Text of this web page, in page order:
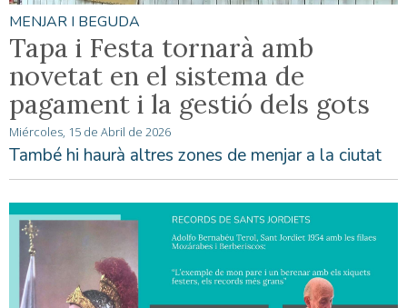
MENJAR I BEGUDA
Tapa i Festa tornarà amb
novetat en el sistema de
pagament i la gestió dels gots
Miércoles, 15 de Abril de 2026
També hi haurà altres zones de menjar a la ciutat